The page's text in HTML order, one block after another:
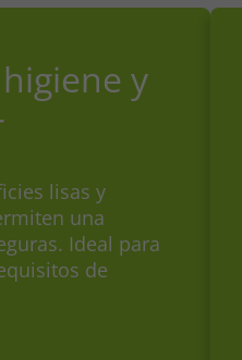
y
lisas y
una
Ideal para
de